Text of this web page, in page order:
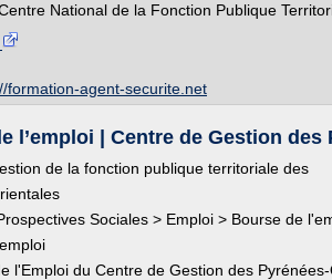
National de la Fonction Publique
formation-agent-securite.net
l’emploi | Centre de Gestion des
de la fonction publique territoriale des
Sociales > Emploi > Bourse de
l'Emploi du Centre de Gestion des